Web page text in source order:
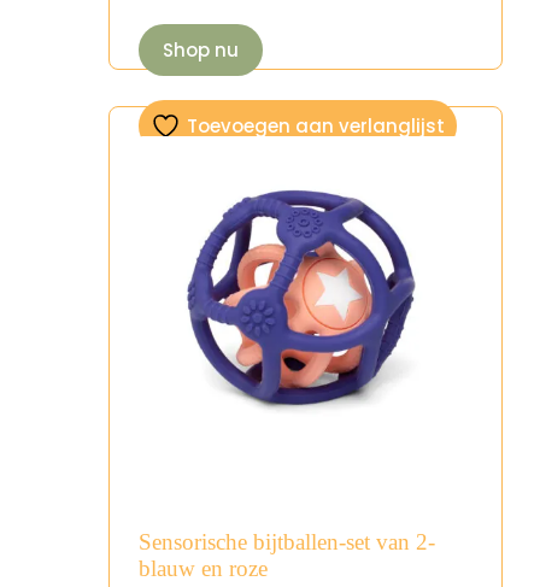
Shop nu
Toevoegen aan verlanglijst
Sensorische bijtballen-set van 2-
blauw en roze